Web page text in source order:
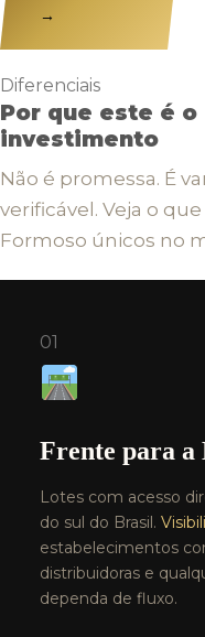
→
Diferenciais
Por que este é o
investimento
Não é promessa. É
verificável. Veja o
Formoso únicos no
01
Frente para a
Lotes com acesso
do sul do Brasil.
estabelecimentos
distribuidoras e
dependa de fluxo.